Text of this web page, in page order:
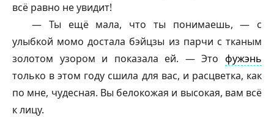
всё равно не увидит!
— Ты ещё мала, что ты понимаешь, — с
улыбкой момо достала бэйцзы из парчи с тканым
золотом узором и показала ей. — Это фужэнь
только в этом году сшила для вас, и расцветка, как
по мне, чудесная. Вы белокожая и высокая, вам всё
к лицу.